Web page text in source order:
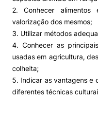
2. Conhecer
valorização dos mesmos;
3. Utilizar métodos
4. Conhecer as
usadas em agricultura,
colheita;
5. Indicar as vantagens e
diferentes técnicas